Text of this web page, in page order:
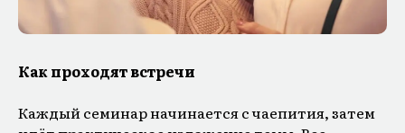
Как проходят встречи
Каждый семинар начинается с чаепития, затем